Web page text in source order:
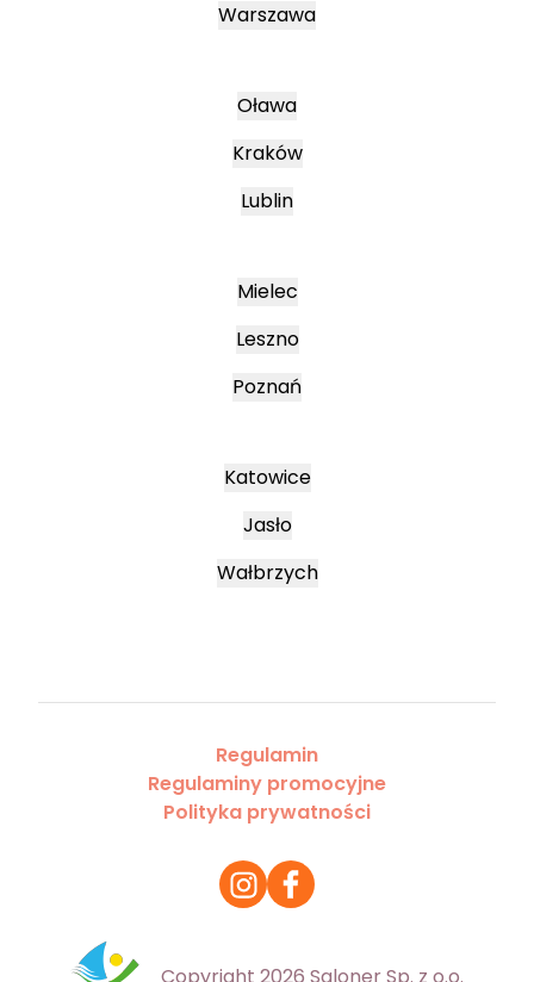
Warszawa
Oława
Kraków
Lublin
Mielec
Leszno
Poznań
Katowice
Jasło
Wałbrzych
Regulamin
Regulaminy promocyjne
Polityka prywatności